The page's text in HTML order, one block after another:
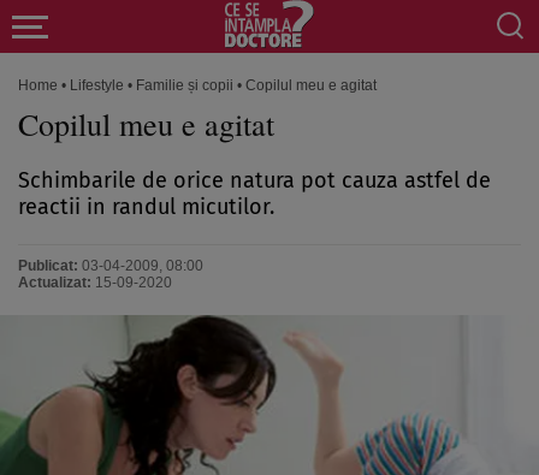
Home • Lifestyle • Familie și copii • Copilul meu e agitat
Copilul meu e agitat
Schimbarile de orice natura pot cauza astfel de
reactii in randul micutilor.
Publicat: 03-04-2009, 08:00
Actualizat: 15-09-2020